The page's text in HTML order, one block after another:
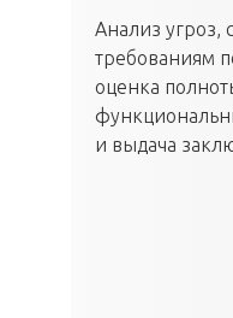
Анализ угроз,
требованиям
оценка
и выдача